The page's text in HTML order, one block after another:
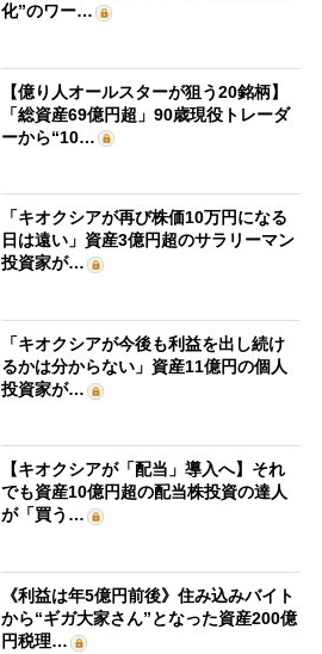
化”のワー…
【億り人オールスターが狙う20銘柄】
「総資産69億円超」90歳現役トレーダ
ーから“10…
「キオクシアが再び株価10万円になる
日は遠い」資産3億円超のサラリーマン
投資家が…
「キオクシアが今後も利益を出し続け
るかは分からない」資産11億円の個人
投資家が…
【キオクシアが「配当」導入へ】それ
でも資産10億円超の配当株投資の達人
が「買う…
《利益は年5億円前後》住み込みバイト
から“ギガ大家さん”となった資産200億
円税理…